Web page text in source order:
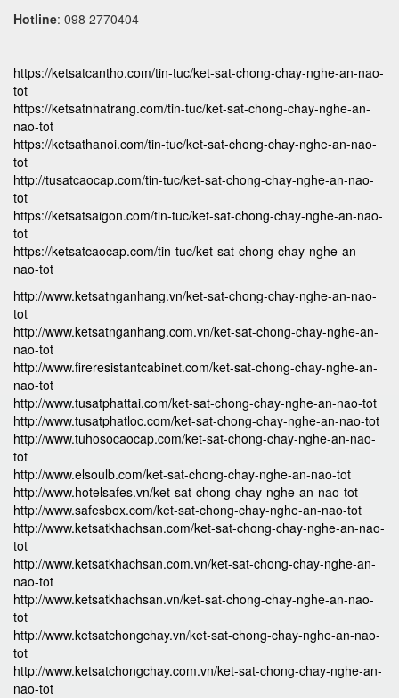
Hotline: 098 2770404
https://ketsatcantho.com/tin-tuc/ket-sat-chong-chay-nghe-an-nao-
tot
https://ketsatnhatrang.com/tin-tuc/ket-sat-chong-chay-nghe-an-
nao-tot
https://ketsathanoi.com/tin-tuc/ket-sat-chong-chay-nghe-an-nao-
tot
http://tusatcaocap.com/tin-tuc/ket-sat-chong-chay-nghe-an-nao-
tot
https://ketsatsaigon.com/tin-tuc/ket-sat-chong-chay-nghe-an-nao-
tot
https://ketsatcaocap.com/tin-tuc/ket-sat-chong-chay-nghe-an-
nao-tot
http://www.ketsatnganhang.vn/ket-sat-chong-chay-nghe-an-nao-
tot
http://www.ketsatnganhang.com.vn/ket-sat-chong-chay-nghe-an-
nao-tot
http://www.fireresistantcabinet.com/ket-sat-chong-chay-nghe-an-
nao-tot
http://www.tusatphattai.com/ket-sat-chong-chay-nghe-an-nao-tot
http://www.tusatphatloc.com/ket-sat-chong-chay-nghe-an-nao-tot
http://www.tuhosocaocap.com/ket-sat-chong-chay-nghe-an-nao-
tot
http://www.elsoulb.com/ket-sat-chong-chay-nghe-an-nao-tot
http://www.hotelsafes.vn/ket-sat-chong-chay-nghe-an-nao-tot
http://www.safesbox.com/ket-sat-chong-chay-nghe-an-nao-tot
http://www.ketsatkhachsan.com/ket-sat-chong-chay-nghe-an-nao-
tot
http://www.ketsatkhachsan.com.vn/ket-sat-chong-chay-nghe-an-
nao-tot
http://www.ketsatkhachsan.vn/ket-sat-chong-chay-nghe-an-nao-
tot
http://www.ketsatchongchay.vn/ket-sat-chong-chay-nghe-an-nao-
tot
http://www.ketsatchongchay.com.vn/ket-sat-chong-chay-nghe-an-
nao-tot